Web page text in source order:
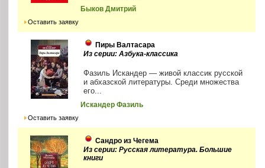
Быков Дмитрий
Оставить заявку
Пиры Валтасара
Из серии: Азбука-классика
Фазиль Искандер — живой классик русской
и абхазской литературы. Среди множества
его...
Искандер Фазиль
Оставить заявку
Сандро из Чегема
Из серии: Русская литература. Большие
книги